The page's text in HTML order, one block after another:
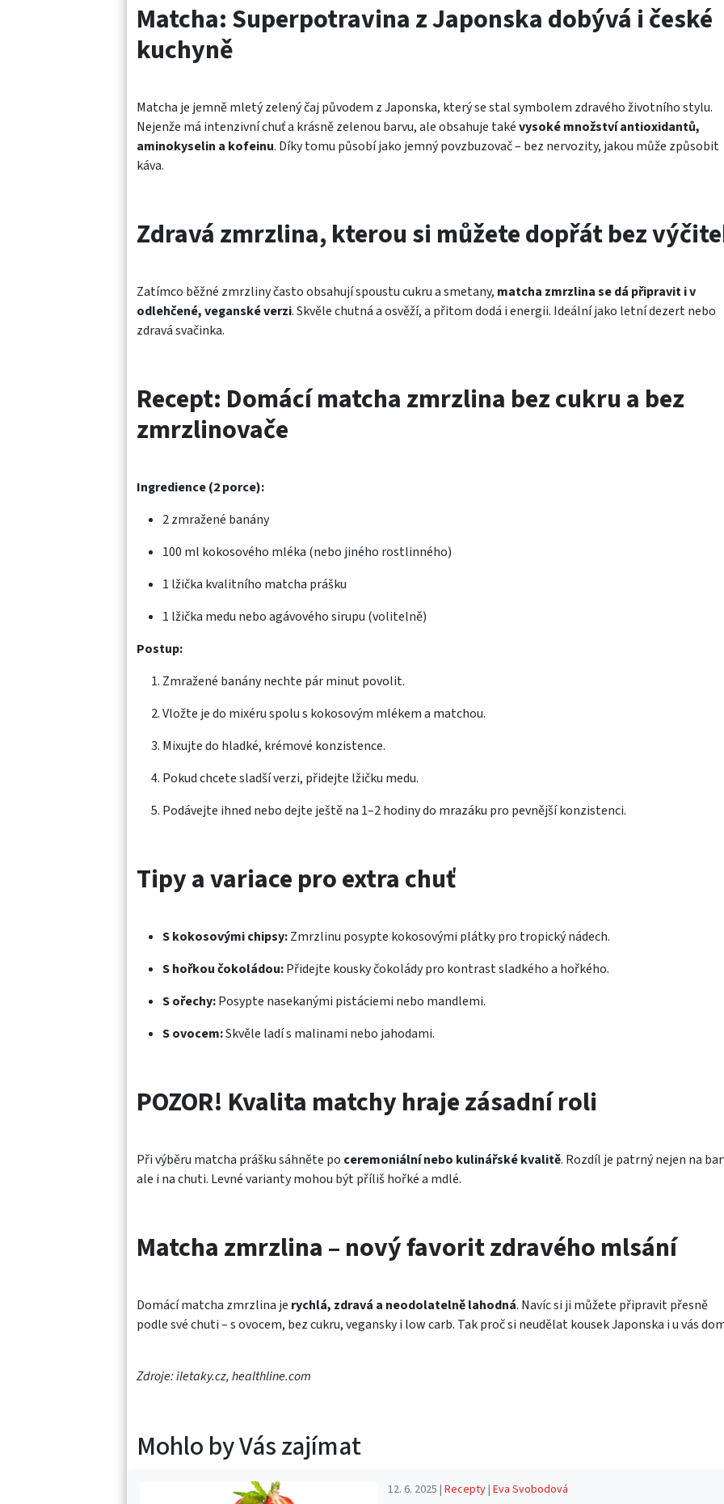
Matcha: Superpotravina z Japonska dobývá i české
kuchyně
Matcha je jemně mletý zelený čaj původem z Japonska, který se stal symbolem zdravého životního stylu.
Nejenže má intenzivní chuť a krásně zelenou barvu, ale obsahuje takévysoké množství antioxidantů,
aminokyselin a kofeinu. Díky tomu působí jako jemný povzbuzovač – bez nervozity, jakou může způsobit
káva.
Zdravá zmrzlina, kterou si můžete dopřát bez
Zatímco běžné zmrzliny často obsahují spoustu cukru a smetany, matcha zmrzlina se dá připravit i v
odlehčené, veganské verzi. Skvěle chutná a osvěží, a přitom dodá i energii. Ideální jako letní dezert nebo
zdravá svačinka.
Recept: Domácí matcha zmrzlina bez cukru a bez
zmrzlinovače
Ingredience (2 porce):
2 zmražené banány
100 ml kokosového mléka (nebo jiného rostlinného)
1 lžička kvalitního matcha prášku
1 lžička medu nebo agávového sirupu (volitelně)
Postup:
Zmražené banány nechte pár minut povolit.
Vložte je do mixéru spolu s kokosovým mlékem a matchou.
Mixujte do hladké, krémové konzistence.
Pokud chcete sladší verzi, přidejte lžičku medu.
Podávejte ihned nebo dejte ještě na 1–2 hodiny do mrazáku pro pevnější konzistenci.
Tipy a variace pro extra chuť
S kokosovými chipsy:Zmrzlinu posypte kokosovými plátky pro tropický nádech.
S hořkou čokoládou:Přidejte kousky čokolády pro kontrast sladkého a hořkého.
S ořechy:Posypte nasekanými pistáciemi nebo mandlemi.
S ovocem:Skvěle ladí s malinami nebo jahodami.
POZOR! Kvalita matchy hraje zásadní roli
Při výběru matcha prášku sáhněte po ceremoniální nebo kulinářské kvalitě. Rozdíl je patrný nejen na
ale i na chuti. Levné varianty mohou být příliš hořké a mdlé.
Matcha zmrzlina – nový favorit zdravého mlsání
Domácí matcha zmrzlina je rychlá, zdravá a neodolatelně lahodná. Navíc si ji můžete připravit přesně
podle své chuti – s ovocem, bez cukru, vegansky i low carb. Tak proč si neudělat kousek Japonska i u vás
Zdroje: iletaky.cz, healthline.com
Mohlo by Vás zajímat
12. 6. 2025 | Recepty| Eva Svobodová